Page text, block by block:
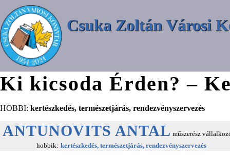
Csuka Zoltán Városi
Ki kicsoda Érden? –
HOBBI: kertészkedés, természetjárás, rendezvényszervezés
ANTUNOVITS ANTAL műszerész
hobbik: kertészkedés, természetjárás, rendezvényszervezés